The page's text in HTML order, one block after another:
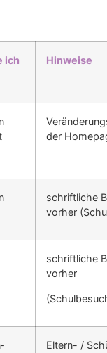
ich
Hin­weise
der
schriftliche
vorher
schriftliche
vorher
Eltern- /